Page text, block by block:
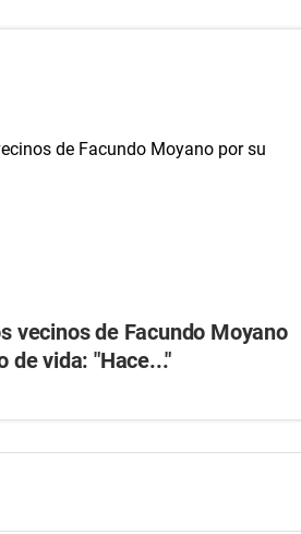
vecinos de Facundo Moyano
de vida: "Hace..."